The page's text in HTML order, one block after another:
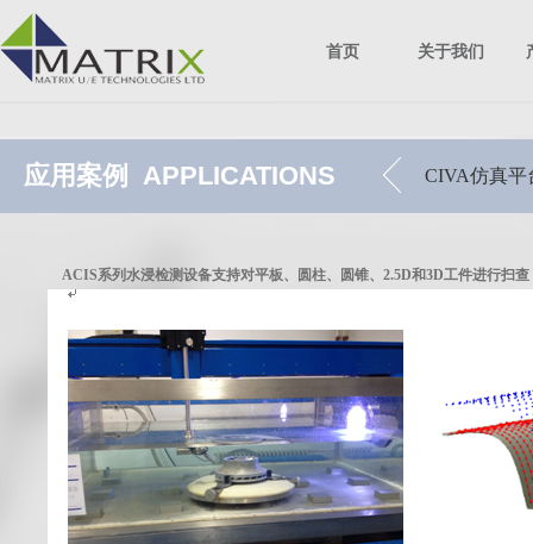
首页 关于我们
应用案例 APPLICATIONS CIVA仿真平
ACIS系列水浸检测设备支持对平板、圆柱、圆锥、2.5D和3D工件进行扫